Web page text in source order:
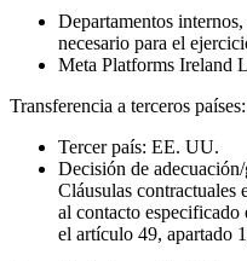
Departamentos
necesario para el
Meta Platforms Ireland
Transferencia a terceros países:
Tercer país: EE. UU.
Decisión de
Cláusulas contractuales
al contacto especificado
el artículo 49, apartado